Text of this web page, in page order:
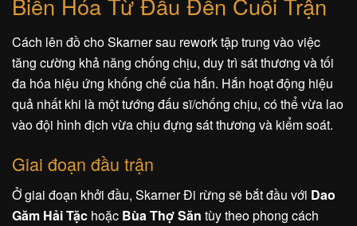
Cách lên đồ cho Skarner sau rework tập trung vào việc
tăng cường khả năng chống chịu, duy trì sát thương và tối
đa hóa hiệu ứng khống chế của hắn. Hắn hoạt động hiệu
quả nhất khi là một tướng đấu sĩ/chống chịu, có thể vừa lao
vào đội hình địch vừa chịu đựng sát thương và kiểm soát.
Giai đoạn đầu trận
Ở giai đoạn khởi đầu, Skarner Đi rừng sẽ bắt đầu với Dao
Găm Hải Tặc hoặc Bùa Thợ Săn tùy theo phong cách